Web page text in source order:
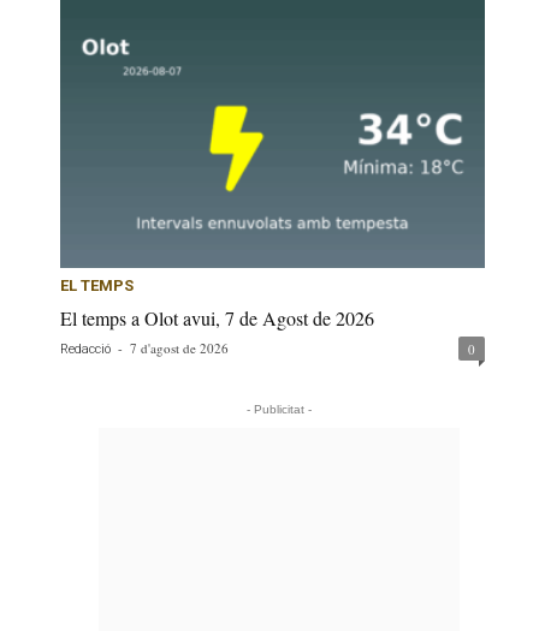
EL TEMPS
El temps a Olot avui, 7 de Agost de 2026
Redacció - 7 d'agost de 2026 0
- Publicitat -